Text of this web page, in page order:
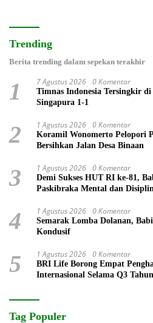
Trending
Berita trending dalam sepekan terakhir
1 7 Agustus 2026 0 Komentar
Timnas Indonesia Tersingkir
Singapura 1-1
2 1 Agustus 2026 0 Komentar
Koramil Wonomerto Pelopori
Bersihkan Jalan Desa Binaan
3 1 Agustus 2026 0 Komentar
Demi Sukses HUT RI ke-81,
Paskibraka Mental dan Disiplin
4 1 Agustus 2026 0 Komentar
Semarak Lomba Dolanan,
Kondusif
5 1 Agustus 2026 0 Komentar
BRI Life Borong Empat
Internasional Selama Q3
Tag Populer